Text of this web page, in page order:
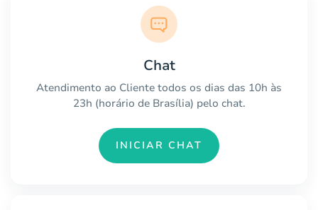
Chat
Atendimento ao Cliente todos os dias das 10h às
23h (horário de Brasília) pelo chat.
INICIAR CHAT